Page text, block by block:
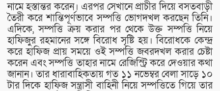
নামে হস্তান্তর করেন। এরপর সেখানে প্রাচীর দিয়ে বসতবাড়ী
তৈরী করে শান্তিপূর্ণভাবে সম্পত্তি ভোগদখল করছেন তিনি।
এদিকে, সম্পত্তি ক্রয় করার পর থেকে উক্ত সম্পত্তি নিয়ে
হাফিজুর রহমানের সঙ্গে বিরোধ সৃষ্টি হয়। বিরোধকে কেন্দ্র
করে হাফিজ প্রায় সময়ে ওই সম্পত্তি জবরদখল করার চেষ্টা
করেন এবং সম্পত্তি তাহার নামে রেজিস্ট্রি করে দেওয়ার কথা
জানান। তার ধারাবাহিকতায় গত ১১ নভেম্বর বেলা সাড়ে ১০
টার দিকে হাফিজ সন্ত্রাসী বাহিনী নিয়ে সম্পত্তিতে গিয়ে তার